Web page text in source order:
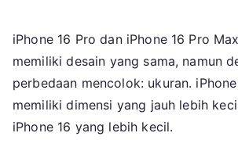
iPhone 16 Pro dan iPhone 16 Pro
memiliki desain yang sama, namun
perbedaan mencolok: ukuran.
memiliki dimensi yang jauh lebih
iPhone 16 yang lebih kecil.